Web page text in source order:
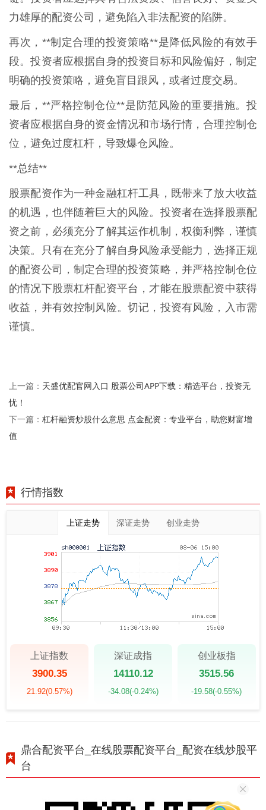
力雄厚的配资公司，避免陷入非法配资的陷阱。
再次，**制定合理的投资策略**是降低风险的有效手
段。投资者应根据自身的投资目标和风险偏好，制定
明确的投资策略，避免盲目跟风，或者过度交易。
最后，**严格控制仓位**是防范风险的重要措施。投
资者应根据自身的资金情况和市场行情，合理控制仓
位，避免过度杠杆，导致爆仓风险。
**总结**
股票配资作为一种金融杠杆工具，既带来了放大收益
的机遇，也伴随着巨大的风险。投资者在选择股票配
资之前，必须充分了解其运作机制，权衡利弊，谨慎
决策。只有在充分了解自身风险承受能力，选择正规
的配资公司，制定合理的投资策略，并严格控制仓位
的情况下股票杠杆配资平台，才能在股票配资中获得
收益，并有效控制风险。切记，投资有风险，入市需
谨慎。
上一篇： 天盛优配官网入口 股票公司APP下载：精选平台，投资无
忧！
下一篇： 杠杆融资炒股什么意思 点金配资：专业平台，助您财富增
值
行情指数
上证走势 深证走势 创业走势
上证指数
3900.35
21.92(0.57%)
深证成指
14110.12
-34.08(-0.24%)
创业板指
3515.56
-19.58(-0.55%)
鼎合配资平台_在线股票配资平台_配资在线炒股平
台